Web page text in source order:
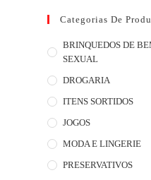
Categorias De
BRINQUEDOS DE
SEXUAL
DROGARIA
ITENS SORTIDOS
JOGOS
MODA E LINGERIE
PRESERVATIVOS